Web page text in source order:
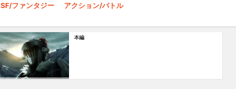
SF/ファンタジー アクション/バトル
本編